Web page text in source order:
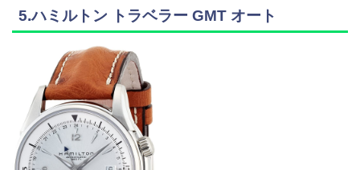
5.ハミルトン トラベラー GMT オート